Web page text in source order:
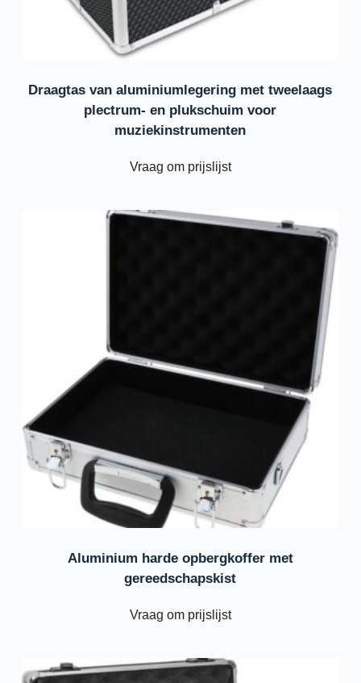
Draagtas van aluminiumlegering met tweelaags
plectrum- en plukschuim voor
muziekinstrumenten
Vraag om prijslijst
Aluminium harde opbergkoffer met
gereedschapskist
Vraag om prijslijst